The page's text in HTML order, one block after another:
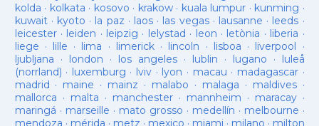
kolda · kolkata · kosovo · krakow· kuala lumpur · kunming ·
kuwait· kyoto · la paz · laos· las vegas· lausanne · leeds ·
leicester· leiden · leipzig · lelystad · leon · letònia · liberia ·
liege · lille · lima · limerick· lincoln · lisboa · liverpool ·
ljubljana · london · los angeles· lublin · lugano · luleå
(norrland) · luxemburg · lviv · lyon · macau · madagascar·
madrid · maine · mainz · malabo · malaga · maldives·
mallorca · malta · manchester· mannheim · maracay·
maringá · marseille · mato grosso · medellín · melbourne ·
mendoza · mérida · metz · mexico · miami · milano · milton